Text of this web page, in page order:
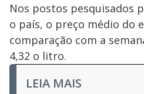
Nos postos pesquisados
o país, o preço médio do
comparação com a
4,32 o litro.
LEIA MAIS